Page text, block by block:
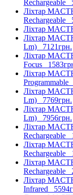
Rechargeable
Ліхтар
Rechargeable
Ліхтар
Ліхтар
Lm) 7121грн.
Ліхтар
Focus
Ліхтар
Programmable
Ліхтар
Lm) 7769грн.
Ліхтар
Lm) 7956грн.
Ліхтар
Rechargeable
Ліхтар
Rechargeable
Ліхтар
Rechargeable
Ліхтар
Infrared